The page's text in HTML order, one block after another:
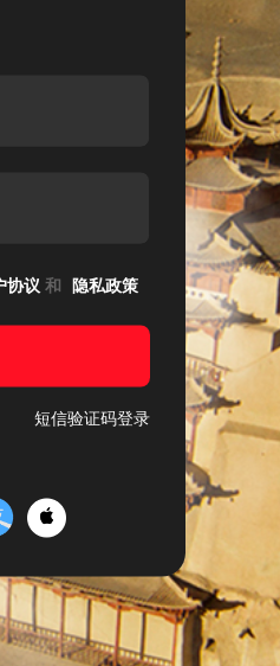
协议 和 隐私政策
短信验证码登录